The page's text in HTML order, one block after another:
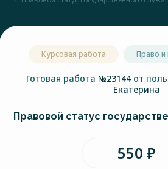
Курсовая работа Право и
Готовая работа №23144 от
Екатерина
Правовой статус
550 ₽